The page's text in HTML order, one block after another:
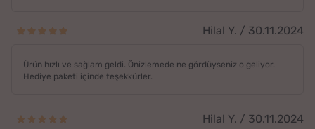
Hilal Y. / 30.11.2024
Ürün hızlı ve sağlam geldi. Önizlemede ne gördüyseniz o geliyor.
Hediye paketi içinde teşekkürler.
Hilal Y. / 30.11.2024